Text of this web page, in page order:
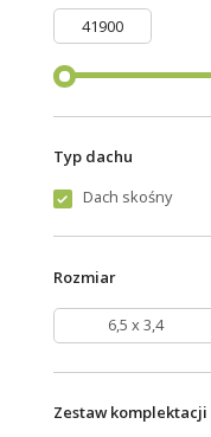
Typ dachu
Dach skośny
Rozmiar
6,5 x 3,4
Zestaw komplektacji